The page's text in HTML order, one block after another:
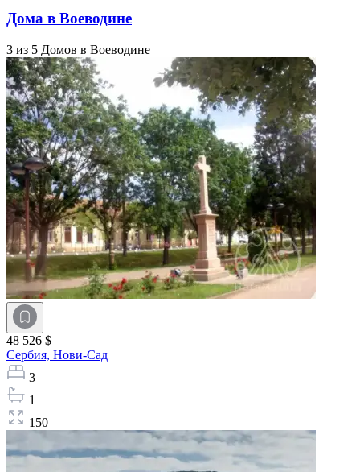
Дома в Воеводине
3 из 5 Домов в Воеводине
48 526 $
Сербия, Нови-Сад
3
1
150